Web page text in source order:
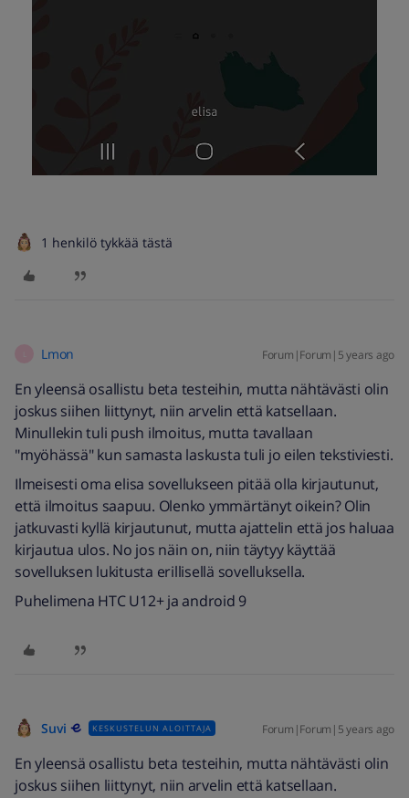
1 henkilö tykkää tästä
Lmon Forum|Forum|5 years ago
En yleensä osallistu beta testeihin, mutta nähtävästi olin
joskus siihen liittynyt, niin arvelin että katsellaan.
Minullekin tuli push ilmoitus, mutta tavallaan
"myöhässä" kun samasta laskusta tuli jo eilen tekstiviesti.
Ilmeisesti oma elisa sovellukseen pitää olla kirjautunut,
että ilmoitus saapuu. Olenko ymmärtänyt oikein? Olin
jatkuvasti kyllä kirjautunut, mutta ajattelin että jos haluaa
kirjautua ulos. No jos näin on, niin täytyy käyttää
sovelluksen lukitusta erillisellä sovelluksella.
Puhelimena HTC U12+ ja android 9
Suvi KESKUSTELUN ALOITTAJA Forum|Forum|5 years ago
En yleensä osallistu beta testeihin, mutta nähtävästi olin
joskus siihen liittynyt, niin arvelin että katsellaan.